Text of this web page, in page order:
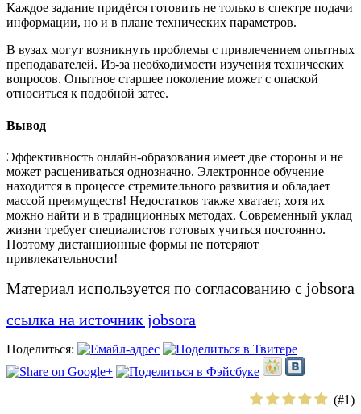
Каждое задание придётся готовить не только в спектре подачи
информации, но и в плане технических параметров.
В вузах могут возникнуть проблемы с привлечением опытных
преподавателей. Из-за необходимости изучения технических
вопросов. Опытное старшее поколение может с опаской
относиться к подобной затее.
Вывод
Эффективность онлайн-образования имеет две стороны и не
может расцениваться однозначно. Электронное обучение
находится в процессе стремительного развития и обладает
массой преимуществ! Недостатков также хватает, хотя их
можно найти и в традиционных методах. Современный уклад
жизни требует специалистов готовых учиться постоянно.
Поэтому дистанционные формы не потеряют
привлекательности!
Материал используется по согласованию с jobsora
ссылка на источник jobsora
Поделиться:
(#1)